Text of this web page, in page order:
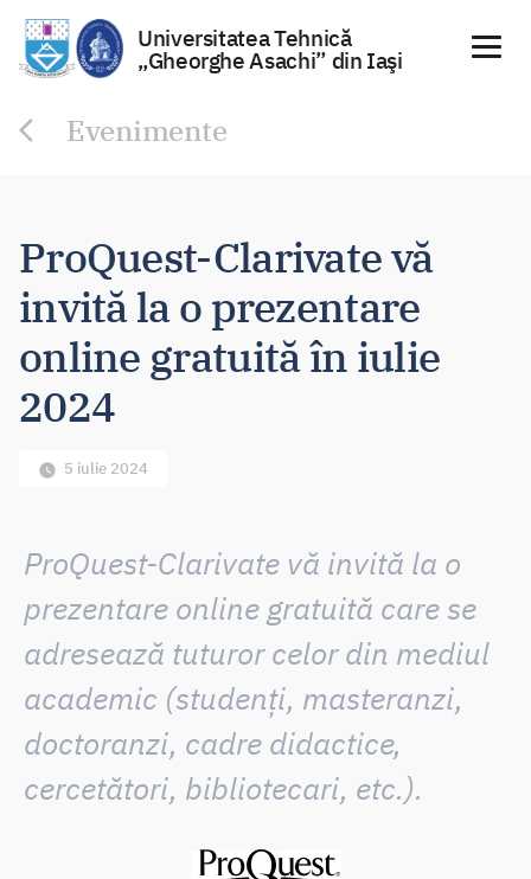
Universitatea Tehnică
„Gheorghe Asachi” din Iaşi
Evenimente
ProQuest-Clarivate vă
invită la o prezentare
online gratuită în iulie
2024
5 iulie 2024
ProQuest-Clarivate vă invită la o
prezentare online gratuită care se
adresează tuturor celor din mediul
academic (studenți, masteranzi,
doctoranzi, cadre didactice,
cercetători, bibliotecari, etc.).